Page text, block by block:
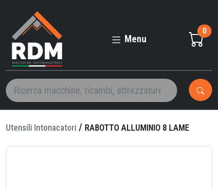
RABOTTO
ALLUMINIO
LAME
Menu
0
Utensili Intonacatori / RABOTTO ALLUMINIO 8 LAME